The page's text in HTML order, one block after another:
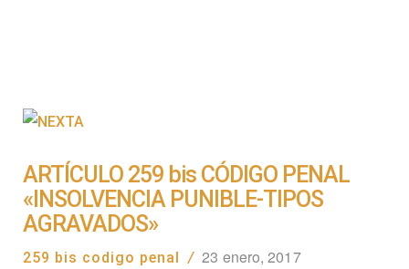
ARTÍCULO 259 bis CÓDIGO PENAL
«INSOLVENCIA PUNIBLE-TIPOS
AGRAVADOS»
259 bis codigo penal / 23 enero, 2017